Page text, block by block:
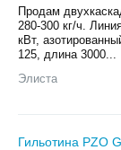
Продам
280-300 кг/ч.
кВт,
125, длина 3000...
Элиста
Гильотина PZO